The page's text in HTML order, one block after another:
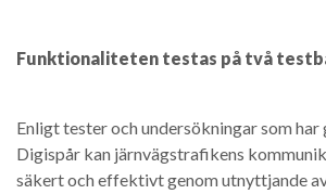
Funktionaliteten testas på två
Enligt tester och undersökningar som
Digispår kan järnvägstrafikens
säkert och effektivt genom utnyttjande